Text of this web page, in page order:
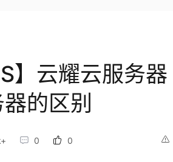
】云耀云服务器
的区别
0 0